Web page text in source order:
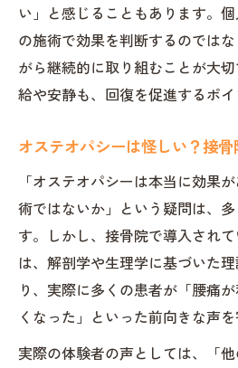
い」と感じることもあります。
の施術で効果を判断するのでは
がら継続的に取り組むことが大
給や安静も、回復を促進するポイ
オステオパシーは怪しい？接
「オステオパシーは本当に効果
術ではないか」という疑問は、
す。しかし、接骨院で導入され
は、解剖学や生理学に基づいた
り、実際に多くの患者が「腰痛
くなった」といった前向きな声を
実際の体験者の声としては、「